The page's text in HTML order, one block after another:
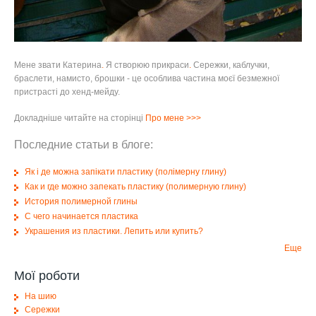
Мене звати Катерина.Я створюю прикраси.Сережки, каблучки,
браслети, намисто, брошки - це особлива частина моєї безмежної
пристрасті до хенд-мейду.
Докладніше читайте на сторінці Про мене >>>
Последние статьи в блоге:
Як і де можна запікати пластику (полімерну глину)
Как и где можно запекать пластику (полимерную глину)
История полимерной глины
С чего начинается пластика
Украшения из пластики. Лепить или купить?
Еще
Мої роботи
На шию
Сережки